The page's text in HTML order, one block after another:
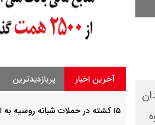
آخرین اخبار پربازدیدترین
۱۵ کشته در حملات شبانه روسیه به اوکراین